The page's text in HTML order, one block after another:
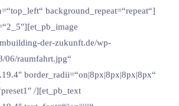
background_repeat=“repeat“]
der-zukunft.de/wp-
06/raumfahrt.jpg“
border_radii=“on|8px|8px|8px|8px“
/][et_pb_text